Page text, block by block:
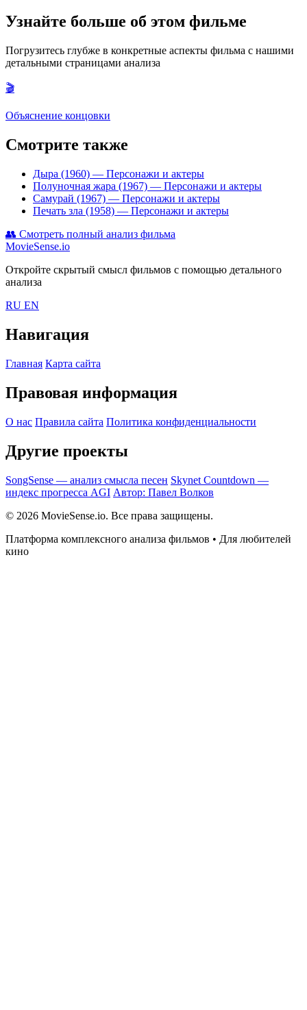
Узнайте больше об этом фильме
Погрузитесь глубже в конкретные аспекты фильма с нашими
детальными страницами анализа
🎬
Объяснение концовки
Смотрите также
Дыра (1960) — Персонажи и актеры
Полуночная жара (1967) — Персонажи и актеры
Самурай (1967) — Персонажи и актеры
Печать зла (1958) — Персонажи и актеры
👥 Смотреть полный анализ фильма
MovieSense.io
Откройте скрытый смысл фильмов с помощью детального
анализа
RU EN
Навигация
Главная Карта сайта
Правовая информация
О нас Правила сайта Политика конфиденциальности
Другие проекты
SongSense — анализ смысла песен Skynet Countdown —
индекс прогресса AGI Автор: Павел Волков
© 2026 MovieSense.io. Все права защищены.
Платформа комплексного анализа фильмов • Для любителей
кино